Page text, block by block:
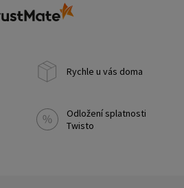
Rychle u vás doma
Odložení splatnosti
Twisto